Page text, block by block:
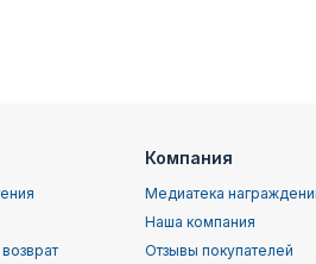
Компания
Медиатека
Наша компания
Отзывы покупателей